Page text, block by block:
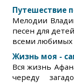
Путешествие
Мелодии
песен для
всеми любимых
Жизнь моя -
Вся жизнь
череду